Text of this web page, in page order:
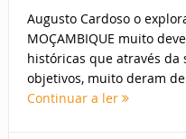
Augusto Cardoso o
MOÇAMBIQUE muito
históricas que através da
objetivos, muito deram
Continuar a ler